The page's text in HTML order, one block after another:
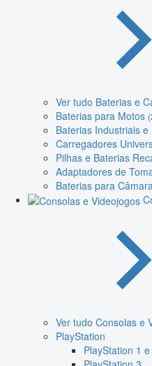
Ver tudo Baterias e
Baterias para Motos
Baterias Industriais e
Carregadores
Pilhas e Baterias
Adaptadores de
Baterias para
Ver tudo Consolas e
PlayStation
PlayStation 1 e